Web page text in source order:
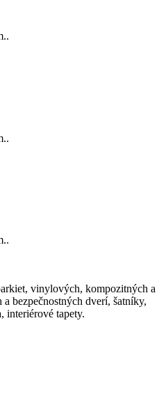
vinylových, kompozitných a
bezpečnostných dverí, šatníky,
interiérové tapety.